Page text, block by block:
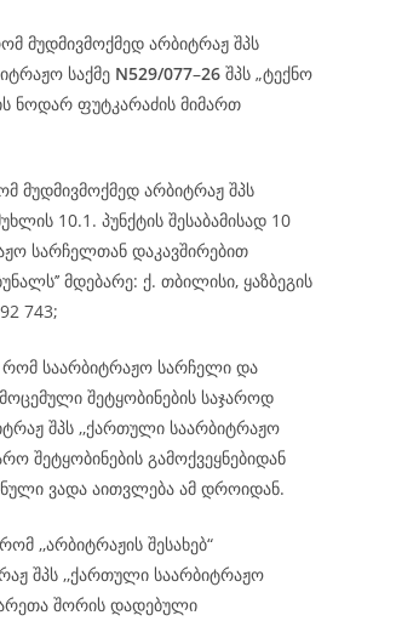
მუდმივმოქმედ არბიტრაჟ შპს
საქმე N529/077–26 შპს „ტექნო
ნოდარ ფუტკარაძის მიმართ
მუდმივმოქმედ არბიტრაჟ შპს
10.1. პუნქტის შესაბამისად 10
სარჩელთან დაკავშირებით
მდებარე: ქ. თბილისი, ყაზბეგის
743;
რომ საარბიტრაჟო სარჩელი და
შეტყობინების საჯაროდ
შპს ,,ქართული საარბიტრაჟო
შეტყობინების გამოქვეყნებიდან
ვადა აითვლება ამ დროიდან.
,,არბიტრაჟის შესახებ“
შპს ,,ქართული საარბიტრაჟო
შორის დადებული